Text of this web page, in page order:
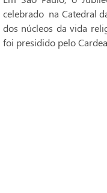
celebrado na Catedral
dos núcleos da vida
foi presidido pelo